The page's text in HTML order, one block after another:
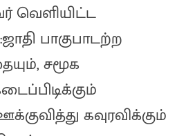
வெளியிட்ட
பாகுபாடற்ற
சமூக
கவுரவிக்கும்